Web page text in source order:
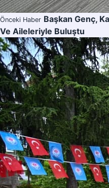
Önceki Haber Başkan Genç,
Ve Aileleriyle Buluştu